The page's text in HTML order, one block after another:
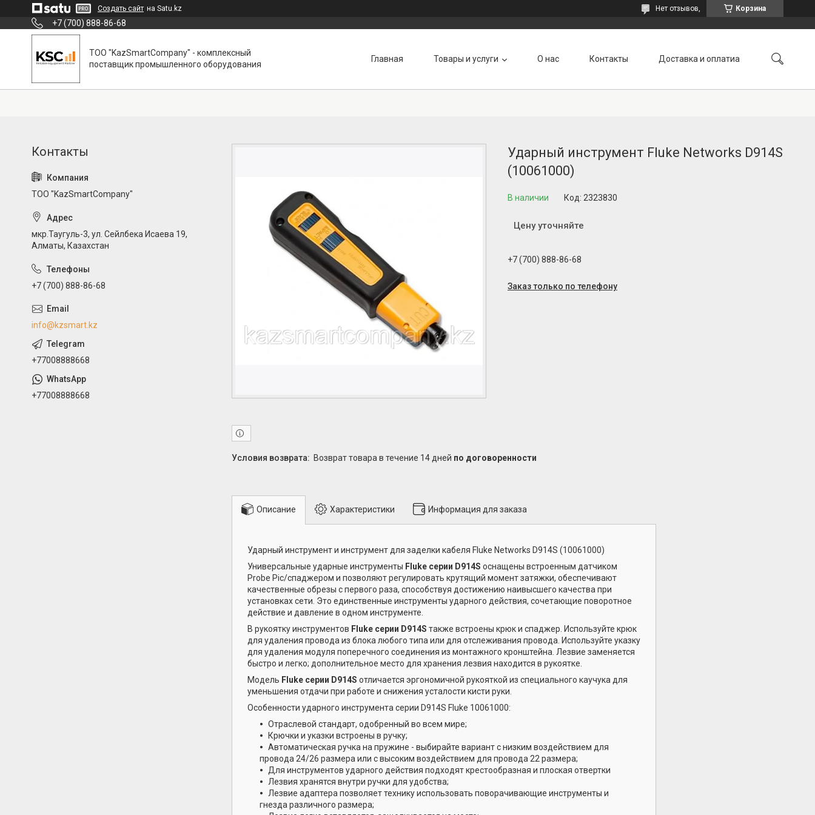
Создать сайт на Satu.kz Корзина
Нет отзывов,
+7 (700) 888-86-68
ТОО "KazSmartCompany" - комплексный
поставщик промышленного оборудования
Главная Товары и услуги О нас Контакты Доставка и оплатиа
Ударный инструмент Fluke Networks D914S
(10061000)
В наличии Код: 2323830
Цену уточняйте
+7 (700) 888-86-68
Заказ только по телефону
возврат товара в течение 14 дней по договоренности
Описание Характеристики Информация для заказа
Ударный инструмент и инструмент для заделки кабеля Fluke Networks D914S (10061000)
Универсальные ударные инструменты Fluke серии D914S оснащены встроенным датчиком
Probe Pic/спаджером и позволяют регулировать крутящий момент затяжки, обеспечивают
качественные обрезы с первого раза, способствуя достижению наивысшего качества при
установках сети. Это единственные инструменты ударного действия, сочетающие поворотное
действие и давление в одном инструменте.
В рукоятку инструментов Fluke серии D914S также встроены крюк и спаджер. Используйте крюк
для удаления провода из блока любого типа или для отслеживания провода. Используйте указку
для удаления модуля поперечного соединения из монтажного кронштейна. Лезвие заменяется
быстро и легко; дополнительное место для хранения лезвия находится в рукоятке.
Модель Fluke серии D914S отличается эргономичной рукояткой из специального каучука для
уменьшения отдачи при работе и снижения усталости кисти руки.
Особенности ударного инструмента серии D914S Fluke 10061000:
Отраслевой стандарт, одобренный во всем мире;
Крючки и указки встроены в ручку;
Автоматическая ручка на пружине - выбирайте вариант с низким воздействием для
провода 24/26 размера или с высоким воздействием для провода 22 размера;
Для инструментов ударного действия подходят крестообразная и плоская отвертки
Лезвия хранятся внутри ручки для удобства;
Лезвие адаптера позволяет технику использовать поворачивающие инструменты и
гнезда различного размера;
ТОО "KazSmartCompany"
мкр.Таугуль-3, ул. Сейлбека Исаева 19,
Алматы, Казахстан
+7 (700) 888-86-68
info@kzsmart.kz
+77008888668
+77008888668